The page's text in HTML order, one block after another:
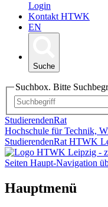
Login
Kontakt HTWK
EN
Suche
Suchbox. Bitte
StudierendenRat
Hochschule für Technik,
StudierendenRat HTWK
Seiten Haupt-Navigation
Hauptmenü